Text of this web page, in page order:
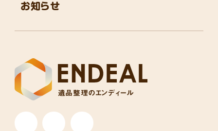
遺品整理のエンディール
お知らせ